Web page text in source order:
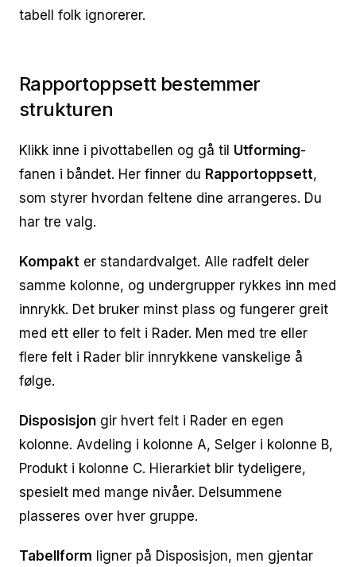
tabell folk ignorerer.
Rapportoppsett bestemmer
strukturen
Klikk inne i pivottabellen og gå til Utforming-
fanen i båndet. Her finner du Rapportoppsett,
som styrer hvordan feltene dine arrangeres. Du
har tre valg.
Kompakt er standardvalget. Alle radfelt deler
samme kolonne, og undergrupper rykkes inn med
innrykk. Det bruker minst plass og fungerer greit
med ett eller to felt i Rader. Men med tre eller
flere felt i Rader blir innrykkene vanskelige å
følge.
Disposisjon gir hvert felt i Rader en egen
kolonne. Avdeling i kolonne A, Selger i kolonne B,
Produkt i kolonne C. Hierarkiet blir tydeligere,
spesielt med mange nivåer. Delsummene
plasseres over hver gruppe.
Tabellform ligner på Disposisjon, men gjentar